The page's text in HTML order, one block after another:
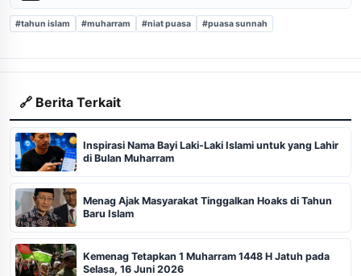
#tahun islam #muharram #niat puasa #puasa sunnah
🔗 Berita Terkait
Inspirasi Nama Bayi Laki-Laki Islami untuk yang Lahir
di Bulan Muharram
Menag Ajak Masyarakat Tinggalkan Hoaks di Tahun
Baru Islam
Kemenag Tetapkan 1 Muharram 1448 H Jatuh pada
Selasa, 16 Juni 2026